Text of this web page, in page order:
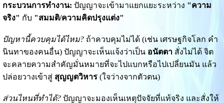
กระบวนการทำงาน: ปัญญาจะเข้ามาแยกแยะระหว่าง "ความ
จริง" กับ "สมมติ/ความคิดปรุงแต่ง"
ปัญหานี้ควบคุมได้ไหม?ถ้าควบคุมไม่ได้ (เช่น เศรษฐกิจโลก คำ
นินทาของคนอื่น) ปัญญาจะเห็นแจ้งว่าเป็น อนัตตาสั่งไม่ได้ จิต
จะคลายความสำคัญมั่นหมายที่จะไปแบกหรือไปเปลี่ยนมัน แล้ว
ปล่อยวางเข้าสู่ สุญญตวิหาร(ใจว่างจากตัวตน)
ส่วนไหนที่ทำได้?ปัญญาจะมองเห็นเหตุปัจจัยที่แท้จริง และสั่งให้